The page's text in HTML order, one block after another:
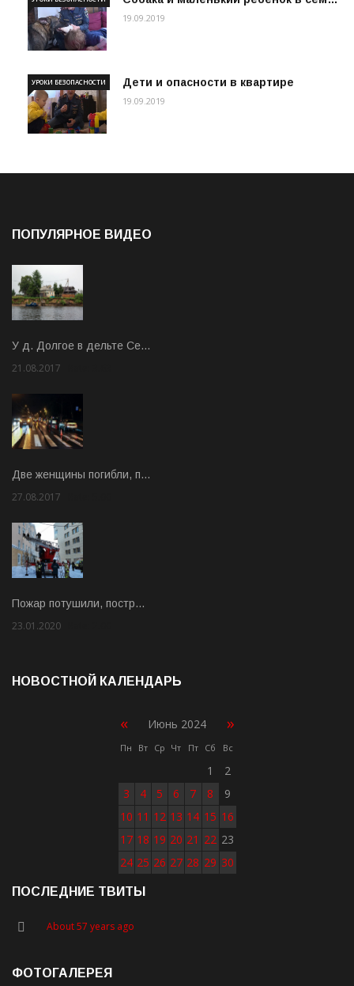
19.09.2019
Дети и опасности в квартире
УРОКИ БЕЗОПАСНОСТИ
19.09.2019
ПОПУЛЯРНОЕ ВИДЕО
У д. Долгое в дельте Се…
21.08.2017
Две женщины погибли, п…
27.08.2017
Пожар потушили, постр…
23.01.2020
НОВОСТНОЙ КАЛЕНДАРЬ
« Июнь 2024 »
Пн Вт Ср Чт Пт Сб Вс
1
2
3
4 5 6 7 8
9
10 11 12 13 14 15 16
17 18 19 20 21 22 23
24 25 26 27 28 29 30
ПОСЛЕДНИЕ ТВИТЫ
About 57 years ago
ФОТОГАЛЕРЕЯ